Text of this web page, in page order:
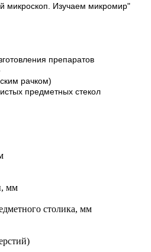
микроскоп. Изучаем микромир"
препаратов
рачком)
предметных стекол
мм
столика, мм